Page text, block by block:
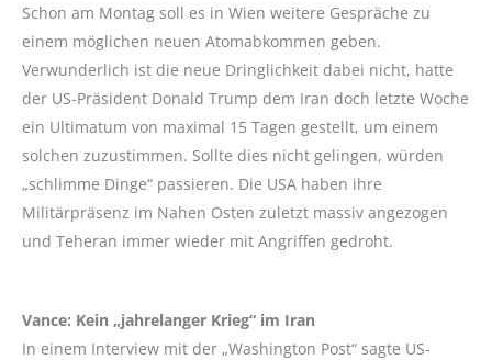
Schon am Montag soll es in Wien weitere Gespräche zu
einem möglichen neuen Atomabkommen geben.
Verwunderlich ist die neue Dringlichkeit dabei nicht, hatte
der US-Präsident Donald Trump dem Iran doch letzte Woche
ein Ultimatum von maximal 15 Tagen gestellt, um einem
solchen zuzustimmen. Sollte dies nicht gelingen, würden
„schlimme Dinge“ passieren. Die USA haben ihre
Militärpräsenz im Nahen Osten zuletzt massiv angezogen
und Teheran immer wieder mit Angriffen gedroht.
Vance: Kein „jahrelanger Krieg“ im Iran
In einem Interview mit der „Washington Post“ sagte US-